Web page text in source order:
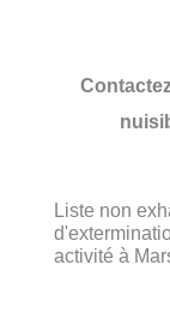
Liste non
activité à